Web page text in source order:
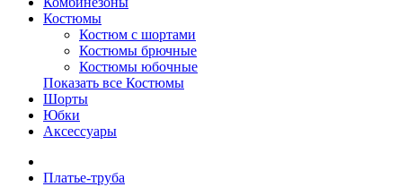
Костюмы
Костюм с шортами
Костюмы брючные
Костюмы юбочные
Показать все Костюмы
Шорты
Юбки
Аксессуары
Платье-труба